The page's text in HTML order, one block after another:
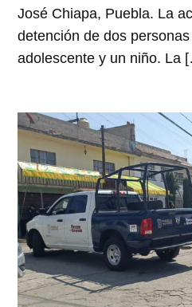
José Chiapa, Puebla. La
detención de dos
adolescente y un niño. La